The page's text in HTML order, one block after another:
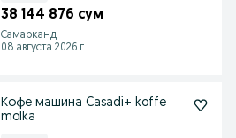
38 144 876 сум
Самарканд
08 августа 2026 г.
Кофе машина Casadi+ koffe
molka